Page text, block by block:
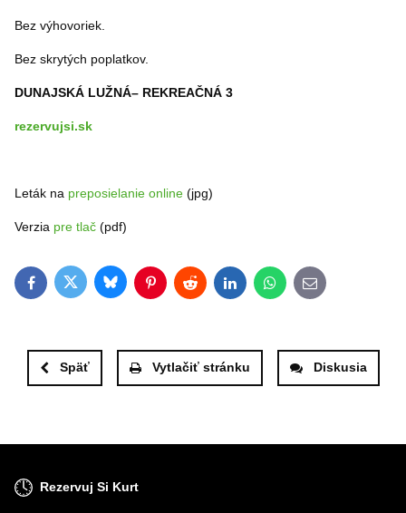
Bez výhovoriek.
Bez skrytých poplatkov.
DUNAJSKÁ LUŽNÁ– REKREAČNÁ 3
rezervujsi.sk
Leták na preposielanie online (jpg)
Verzia pre tlač (pdf)
FacebookTwitterBlueskyPinterestRedditLinkedInWhatsApp
E-mail
Späť Vytlačiť stránku Diskusia
Rezervuj Si Kurt